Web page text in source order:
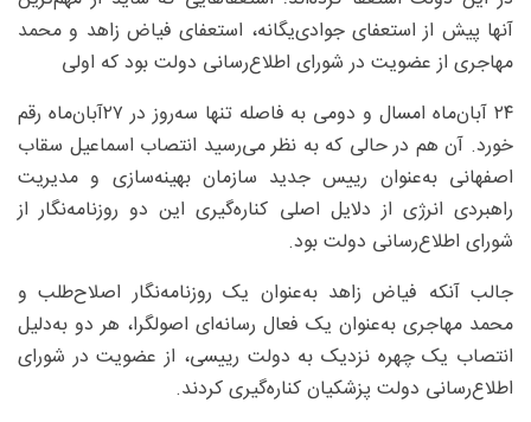
آنها پیش از استعفای جوادی‌یگانه، استعفای فیاض زاهد و محمد
مهاجری از عضویت در شورای اطلاع‌رسانی دولت بود که اولی
۲۴ آبان‌ماه امسال و دومی به فاصله تنها سه‌روز در ۲۷آبان‌ماه رقم
خورد. آن هم در حالی که به نظر می‌رسید انتصاب اسماعیل سقاب
اصفهانی به‌عنوان رییس جدید سازمان بهینه‌سازی و مدیریت
راهبردی انرژی از دلایل اصلی کناره‌گیری این دو روزنامه‌نگار از
شورای اطلاع‌رسانی دولت بود.
جالب آنکه فیاض زاهد به‌عنوان یک روزنامه‌نگار اصلاح‌طلب و
محمد مهاجری به‌عنوان یک فعال رسانه‌ای اصولگرا، هر دو به‌دلیل
انتصاب یک چهره نزدیک به دولت رییسی، از عضویت در شورای
اطلاع‌رسانی دولت پزشکیان کناره‌گیری کردند.